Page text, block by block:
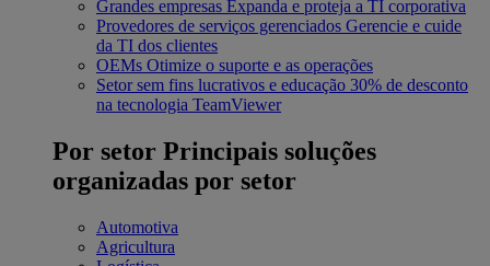
Grandes empresas Expanda e proteja a TI corporativa
Provedores de serviços gerenciados Gerencie e cuide
da TI dos clientes
OEMs Otimize o suporte e as operações
Setor sem fins lucrativos e educação 30% de desconto
na tecnologia TeamViewer
Por setor Principais soluções
organizadas por setor
Automotiva
Agricultura